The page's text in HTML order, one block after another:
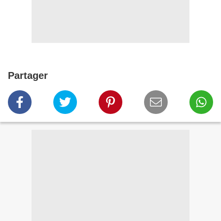
Partager